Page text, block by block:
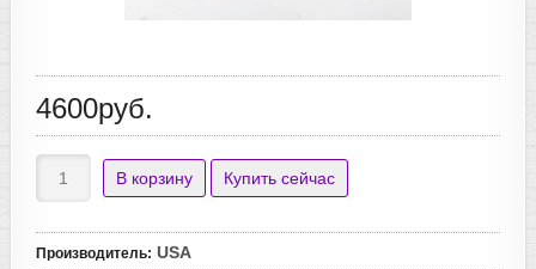
4600руб.
Производитель: USA